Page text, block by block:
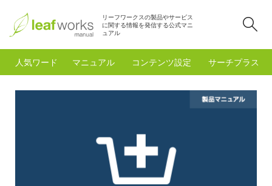
リーフワークスの製品やサービス
に関する情報を発信する公式マニ
ュアル
人気ワード マニュアル コンテンツ設定 サーチプラスfor